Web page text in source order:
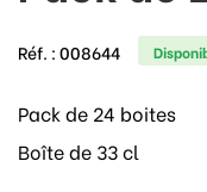
Réf. :008644
Pack de 24 boites
Boîte de 33 cl